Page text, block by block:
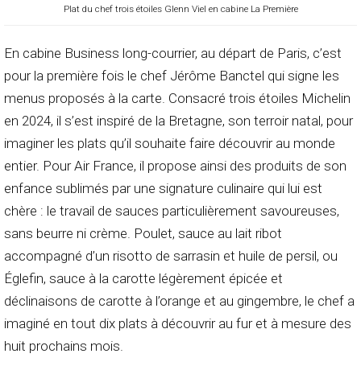
Plat du chef trois étoiles Glenn Viel en cabine La Première
En cabine Business long-courrier, au départ de Paris, c’est
pour la première fois le chef Jérôme Banctel qui signe les
menus proposés à la carte. Consacré trois étoiles Michelin
en 2024, il s’est inspiré de la Bretagne, son terroir natal, pour
imaginer les plats qu’il souhaite faire découvrir au monde
entier. Pour Air France, il propose ainsi des produits de son
enfance sublimés par une signature culinaire qui lui est
chère : le travail de sauces particulièrement savoureuses,
sans beurre ni crème. Poulet, sauce au lait ribot
accompagné d’un risotto de sarrasin et huile de persil, ou
Églefin, sauce à la carotte légèrement épicée et
déclinaisons de carotte à l’orange et au gingembre, le chef a
imaginé en tout dix plats à découvrir au fur et à mesure des
huit prochains mois.